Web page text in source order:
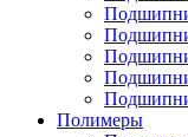
Полимеры